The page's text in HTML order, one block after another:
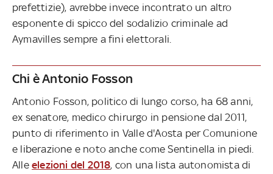
prefettizie), avrebbe invece incontrato un altro
esponente di spicco del sodalizio criminale ad
Aymavilles sempre a fini elettorali.
Chi è Antonio Fosson
Antonio Fosson, politico di lungo corso, ha 68 anni,
ex senatore, medico chirurgo in pensione dal 2011,
punto di riferimento in Valle d'Aosta per Comunione
e liberazione e noto anche come Sentinella in piedi.
Alle elezioni del 2018, con una lista autonomista di